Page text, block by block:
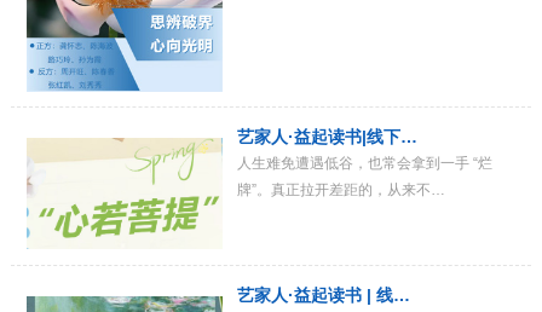
艺家人·益起读书|线下…
人生难免遭遇低谷，也常会拿到一手 “烂
牌”。真正拉开差距的，从来不…
艺家人·益起读书 | 线…